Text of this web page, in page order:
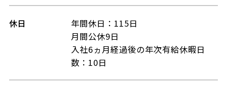
休日
年間休日：115日
月間公休9日
入社6ヵ月経過後の年次有給休暇日
数：10日